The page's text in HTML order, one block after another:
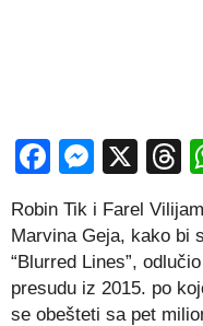
X
Robin Tik i Farel
Marvina Geja, kako bi
“Blurred Lines”,
presudu iz 2015. po
se obešteti sa pet